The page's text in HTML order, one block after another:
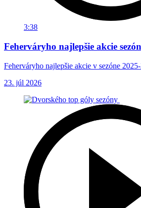
3:38
Feherváryho najlepšie akcie
Feherváryho najlepšie akcie v sezóne
23. júl 2026